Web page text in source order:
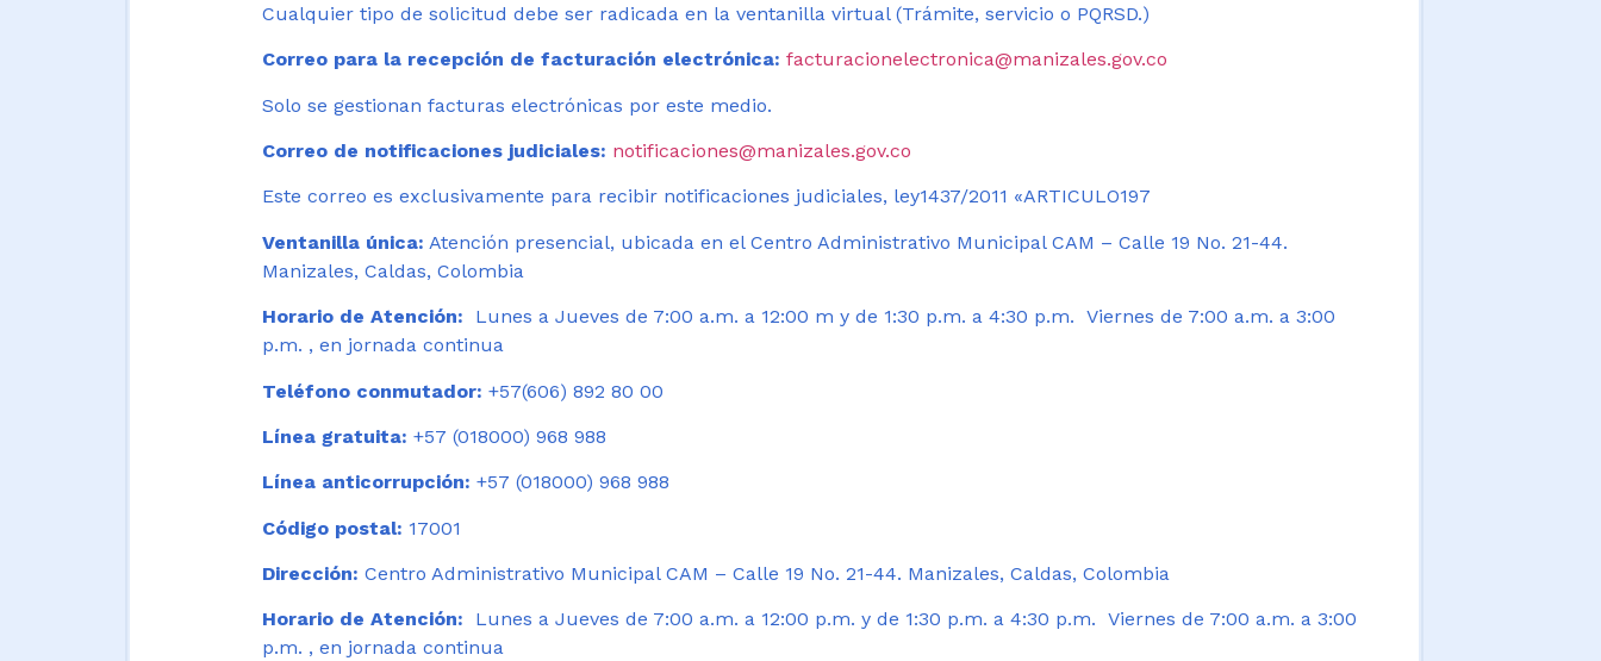
Cualquier tipo de solicitud debe ser radicada en la ventanilla virtual (Trámite, servicio o PQRSD.)
Correo para la recepción de facturación electrónica: facturacionelectronica@manizales.gov.co
Solo se gestionan facturas electrónicas por este medio.
Correo de notificaciones judiciales: notificaciones@manizales.gov.co
Este correo es exclusivamente para recibir notificaciones judiciales, ley1437/2011 «ARTICULO197
Ventanilla única: Atención presencial, ubicada en el Centro Administrativo Municipal CAM – Calle 19 No. 21-44.
Manizales, Caldas, Colombia
Horario de Atención:
Lunes a Jueves de 7:00 a.m. a 12:00 m y de 1:30 p.m. a 4:30 p.m. Viernes de 7:00 a.m. a 3:00
p.m. , en jornada continua
Teléfono conmutador: +57(606) 892 80 00
Línea gratuita: +57 (018000) 968 988
Línea anticorrupción: +57 (018000) 968 988
Código postal: 17001
Dirección: Centro Administrativo Municipal CAM – Calle 19 No. 21-44. Manizales, Caldas, Colombia
Horario de Atención: Lunes a Jueves de 7:00 a.m. a 12:00 p.m. y de 1:30 p.m. a 4:30 p.m. Viernes de 7:00 a.m. a 3:00
p.m. , en jornada continua